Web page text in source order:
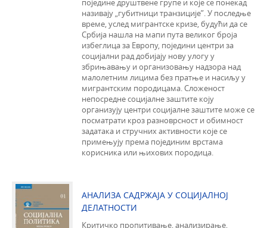
поједине друштвене групе и које се понекад
називају „губитници транзиције”. У последње
време, услед мигрантске кризе, будући да се
Србија нашла на мапи пута великог броја
избеглица за Европу, поједини центри за
социјални рад добијају нову улогу у
збрињавању и организовању надзора над
малолетним лицима без пратње и насиљу у
мигрантским породицама. Сложеност
непосредне социјалне заштите коју
организују центри социјалне заштите може се
посматрати кроз разноврсност и обимност
задатака и стручних активности које се
примењују према појединим врстама
корисника или њихових породица.
АНАЛИЗА САДРЖАЈА У СОЦИЈАЛНОЈ
ДЕЛАТНОСТИ
Критичко пропитивање, анализирање,